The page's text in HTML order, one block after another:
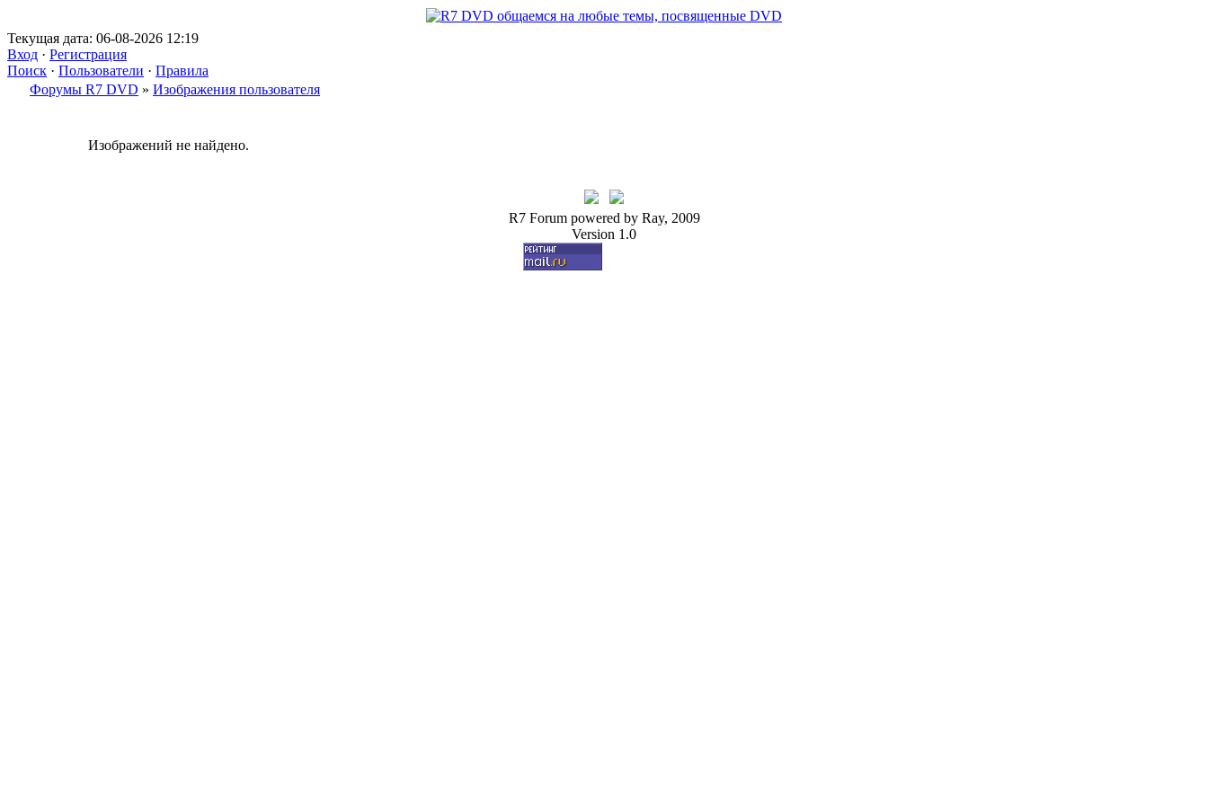
Текущая дата: 06-08-2026 12:19
Вход · Регистрация
Поиск · Пользователи · Правила
Форумы R7 DVD » Изображения пользователя
Изображений не найдено.
R7 Forum powered by Ray, 2009
Version 1.0